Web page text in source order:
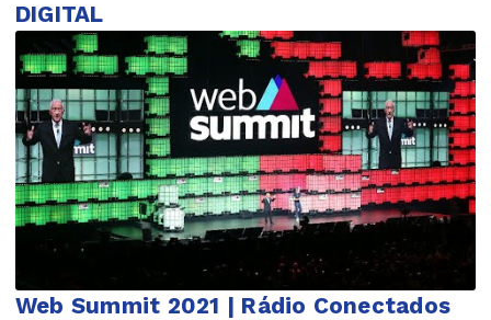
DIGITAL
Web Summit 2021 | Rádio Conectados